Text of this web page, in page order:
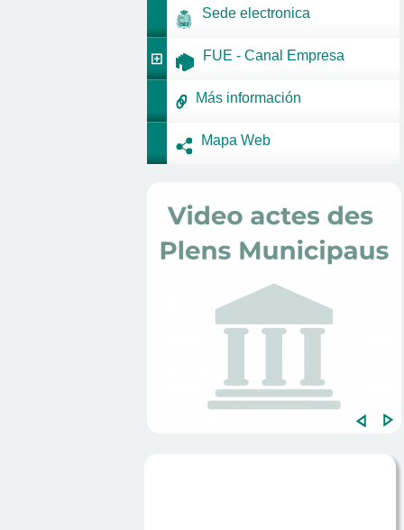
Sede electronica
FUE - Canal Empresa
Más información
Mapa Web